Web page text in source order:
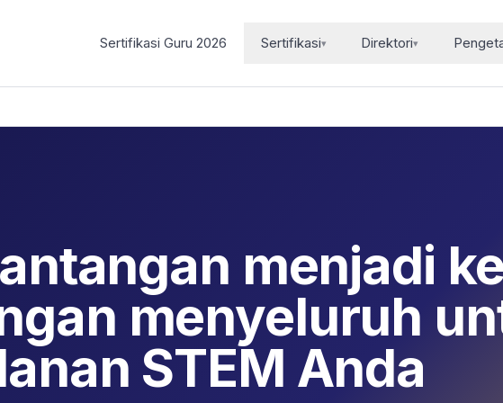
Sertifikasi Guru 2026 Sertifikasi▾ Direktori▾
menjadi
menyeluruh
STEM Anda